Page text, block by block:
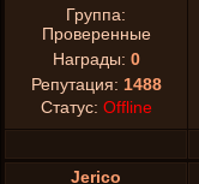
Группа:
Проверенные
Награды: 0
Репутация: 1488
Статус: Offline
Jerico